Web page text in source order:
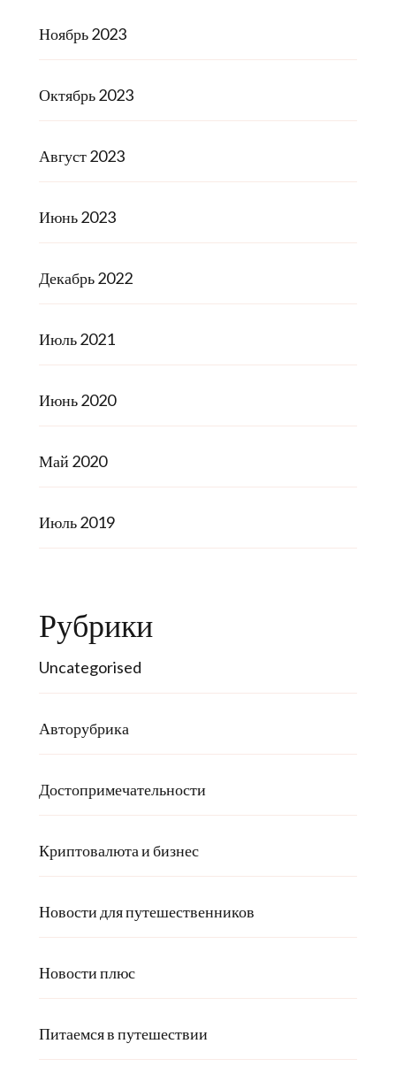
Ноябрь 2023
Октябрь 2023
Август 2023
Июнь 2023
Декабрь 2022
Июль 2021
Июнь 2020
Май 2020
Июль 2019
Рубрики
Uncategorised
Авторубрика
Достопримечательности
Криптовалюта и бизнес
Новости для путешественников
Новости плюс
Питаемся в путешествии